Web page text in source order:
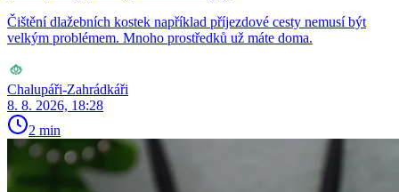
Čištění dlažebních kostek například příjezdové cesty nemusí být
velkým problémem. Mnoho prostředků už máte doma.
Chalupáři-Zahrádkáři
8. 8. 2026, 18:28
2 min